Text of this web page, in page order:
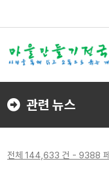
관련 뉴스
전체 144,633 건 - 9388 페